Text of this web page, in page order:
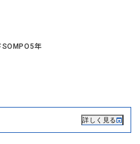
SOMPO5年
詳しく見る